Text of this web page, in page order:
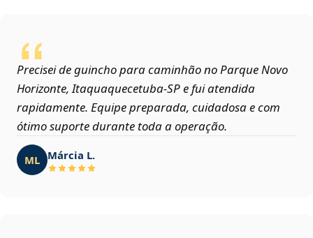
Precisei de guincho para caminhão no Parque Novo
Horizonte, Itaquaquecetuba‑SP e fui atendida
rapidamente. Equipe preparada, cuidadosa e com
ótimo suporte durante toda a operação.
ML Márcia L.